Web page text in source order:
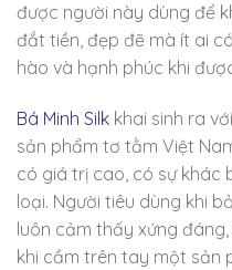
được người này dùng để
đắt tiền, đẹp đẽ mà ít ai
hào và hạnh phúc khi
Bá Minh Silk khai sinh ra
sản phẩm tơ tằm Việt
có giá trị cao, có sự khác
loại. Người tiêu dùng khi
luôn cảm thấy xứng
khi cầm trên tay một sản